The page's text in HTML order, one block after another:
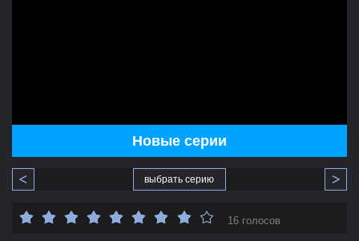
Новые серии
выбрать серию
16 голосов